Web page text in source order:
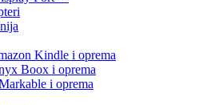
Kindle i oprema
Boox i oprema
i oprema